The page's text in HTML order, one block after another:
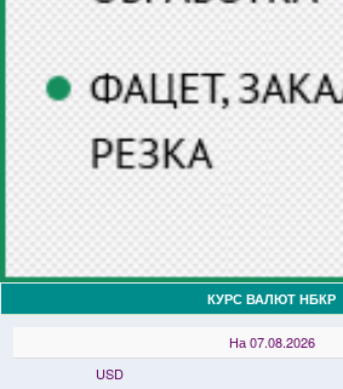
КУРС ВАЛЮТ НБКР
На 07.08.2026
USD